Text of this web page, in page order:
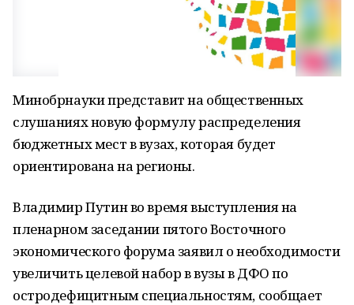
Минобрнауки представит на общественных
слушаниях новую формулу распределения
бюджетных мест в вузах, которая будет
ориентирована на регионы.
Владимир Путин во время выступления на
пленарном заседании пятого Восточного
экономического форума заявил о необходимости
увеличить целевой набор в вузы в ДФО по
остродефицитным специальностям, сообщает